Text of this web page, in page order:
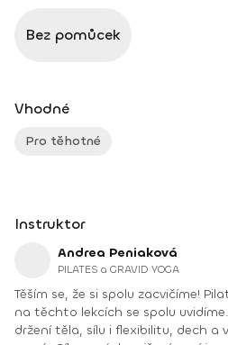
Bez pomůcek
Vhodné
Pro těhotné
Instruktor
Andrea Peniaková
PILATES a GRAVID YOGA
Těším se, že si spolu zacvičíme! Pilates, jóga a gravid jóga –
na těchto lekcích se spolu
držení těla, sílu i flexibilitu, dech a